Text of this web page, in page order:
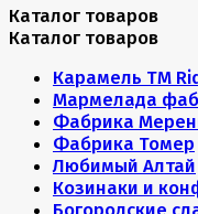
Каталог товаров
Каталог товаров
Карамель ТМ
Мармелада
Фабрика
Фабрика Томер
Любимый Алтай
Козинаки и
Богородские